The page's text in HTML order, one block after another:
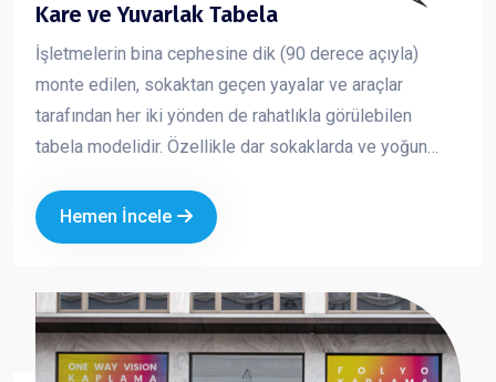
Kare ve Yuvarlak Tabela
İşletmelerin bina cephesine dik (90 derece açıyla)
monte edilen, sokaktan geçen yayalar ve araçlar
tarafından her iki yönden de rahatlıkla görülebilen
tabela modelidir. Özellikle dar sokaklarda ve yoğun
formlarda üretilen yan tabelalar; ışıklı veya ışıksız
seçenekleriyle markanızın dikkat çekmesini ve
Hemen İncele